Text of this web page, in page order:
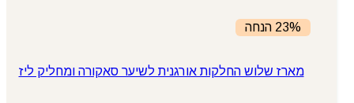
23% הנחה
מארז שלוש החלקות אורגנית לשיער סאקורה ומחליק ליז